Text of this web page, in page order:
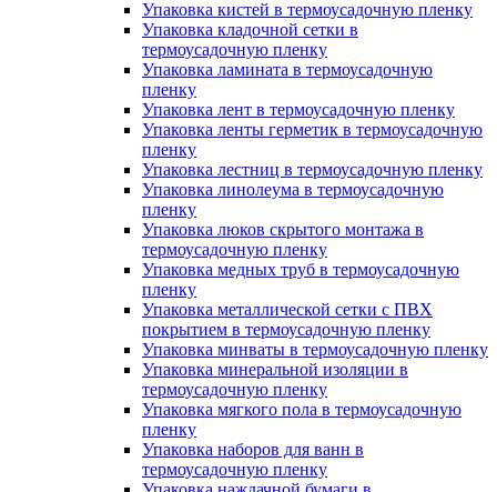
Упаковка кистей в термоусадочную пленку
Упаковка кладочной сетки в
термоусадочную пленку
Упаковка ламината в термоусадочную
пленку
Упаковка лент в термоусадочную пленку
Упаковка ленты герметик в термоусадочную
пленку
Упаковка лестниц в термоусадочную пленку
Упаковка линолеума в термоусадочную
пленку
Упаковка люков скрытого монтажа в
термоусадочную пленку
Упаковка медных труб в термоусадочную
пленку
Упаковка металлической сетки с ПВХ
покрытием в термоусадочную пленку
Упаковка минваты в термоусадочную пленку
Упаковка минеральной изоляции в
термоусадочную пленку
Упаковка мягкого пола в термоусадочную
пленку
Упаковка наборов для ванн в
термоусадочную пленку